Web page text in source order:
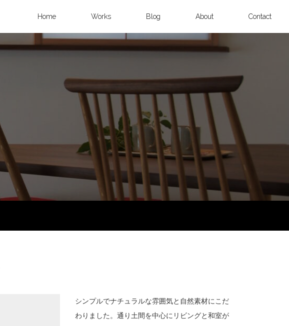
Home Works Blog About Contact
シンプルでナチュラルな雰囲気と自然素材にこだ
わりました。通り土間を中心にリビングと和室が